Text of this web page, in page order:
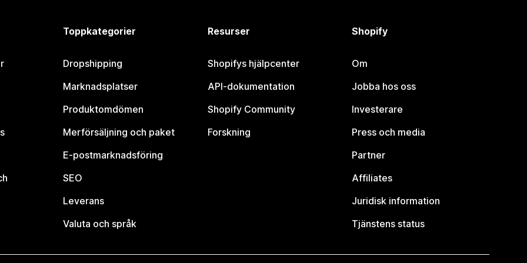
Toppkategorier
Dropshipping
Marknadsplatser
Produktomdömen
Merförsäljning och paket
E-postmarknadsföring
SEO
Leverans
Valuta och språk
Resurser
Shopifys hjälpcenter
API-dokumentation
Shopify Community
Forskning
Shopify
Om
Jobba hos oss
Investerare
Press och media
Partner
Affiliates
Juridisk information
Tjänstens status